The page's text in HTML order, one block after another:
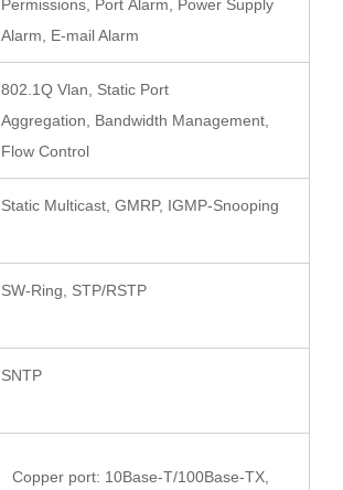
Permissions, Port Alarm, Power Supply
Alarm, E-mail Alarm
802.1Q Vlan, Static Port
Aggregation, Bandwidth Management,
Flow Control
Static Multicast, GMRP, IGMP-Snooping
SW-Ring, STP/RSTP
SNTP
Copper port: 10Base-T/100Base-TX,